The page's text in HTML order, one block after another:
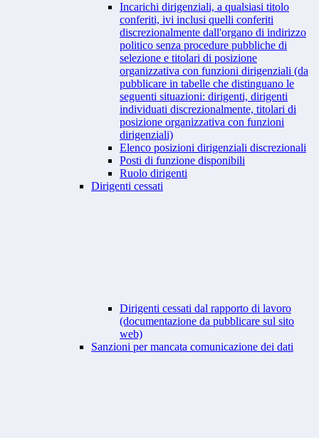
Incarichi dirigenziali, a qualsiasi titolo
conferiti, ivi inclusi quelli conferiti
discrezionalmente dall'organo di indirizzo
politico senza procedure pubbliche di
selezione e titolari di posizione
organizzativa con funzioni dirigenziali (da
pubblicare in tabelle che distinguano le
seguenti situazioni: dirigenti, dirigenti
individuati discrezionalmente, titolari di
posizione organizzativa con funzioni
dirigenziali)
Elenco posizioni dirigenziali discrezionali
Posti di funzione disponibili
Ruolo dirigenti
Dirigenti cessati
Dirigenti cessati dal rapporto di lavoro
(documentazione da pubblicare sul sito
web)
Sanzioni per mancata comunicazione dei dati